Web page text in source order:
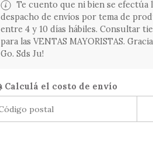
Te cuento que ni bien se efectúa
despacho de envíos por tema de
entre 4 y 10 días hábiles. Consultar
para las VENTAS MAYORISTAS.
Go. Sds Ju!
Calculá el costo de envío